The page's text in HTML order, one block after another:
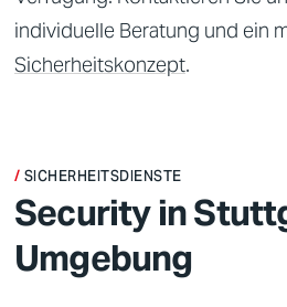
individuelle Beratung und ein
Sicherheitskonzept.
SICHERHEITSDIENSTE
Security in
Umgebung